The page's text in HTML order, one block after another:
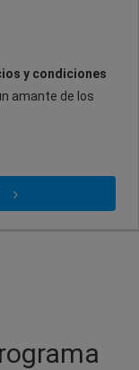
y condiciones
amante de los